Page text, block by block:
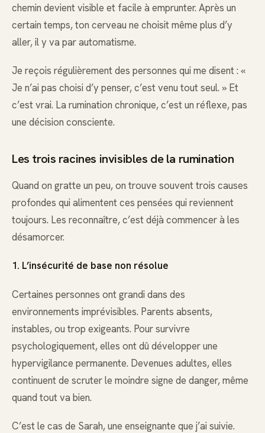
chemin devient visible et facile à emprunter. Après un
certain temps, ton cerveau ne choisit même plus d’y
aller, il y va par automatisme.
Je reçois régulièrement des personnes qui me disent : «
Je n’ai pas choisi d’y penser, c’est venu tout seul. » Et
c’est vrai. La rumination chronique, c’est un réflexe, pas
une décision consciente.
Les trois racines invisibles de la rumination
Quand on gratte un peu, on trouve souvent trois causes
profondes qui alimentent ces pensées qui reviennent
toujours. Les reconnaître, c’est déjà commencer à les
désamorcer.
1. L’insécurité de base non résolue
Certaines personnes ont grandi dans des
environnements imprévisibles. Parents absents,
instables, ou trop exigeants. Pour survivre
psychologiquement, elles ont dû développer une
hypervigilance permanente. Devenues adultes, elles
continuent de scruter le moindre signe de danger, même
quand tout va bien.
C’est le cas de Sarah, une enseignante que j’ai suivie.